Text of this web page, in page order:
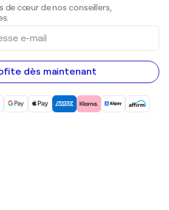
de cœur de nos conseillers,
dès maintenant